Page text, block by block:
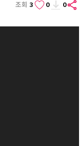
조회 3 0 0